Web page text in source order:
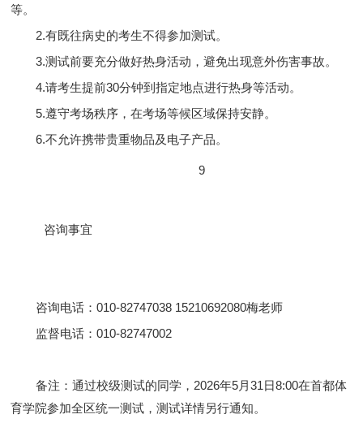
等。
2.有既往病史的考生不得参加测试。
3.测试前要充分做好热身活动，避免出现意外伤害事故。
4.请考生提前30分钟到指定地点进行热身等活动。
5.遵守考场秩序，在考场等候区域保持安静。
6.不允许携带贵重物品及电子产品。
9
咨询事宜
咨询电话：010-82747038 15210692080梅老师
监督电话：010-82747002
备注：通过校级测试的同学，2026年5月31日8:00在首都体
育学院参加全区统一测试，测试详情另行通知。